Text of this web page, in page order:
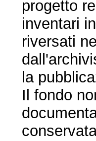
progetto
inventari
riversati
la
Il fondo